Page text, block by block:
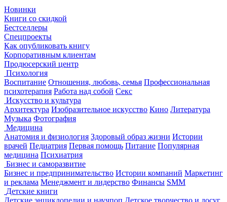
Новинки
Книги со скидкой
Бестселлеры
Спецпроекты
Как опубликовать книгу
Корпоративным клиентам
Продюсерский центр
Психология
Воспитание Отношения, любовь, семья Профессиональная
психотерапия Работа над собой Секс
Искусство и культура
Архитектура Изобразительное искусство Кино Литература
Музыка Фотография
Медицина
Анатомия и физиология Здоровый образ жизни Истории
врачей Педиатрия Первая помощь Питание Популярная
медицина Психиатрия
Бизнес и саморазвитие
Бизнес и предпринимательство Истории компаний Маркетинг
и реклама Менеджмент и лидерство Финансы SMM
Детские книги
Детские энциклопедии и научпоп Детское творчество и досуг